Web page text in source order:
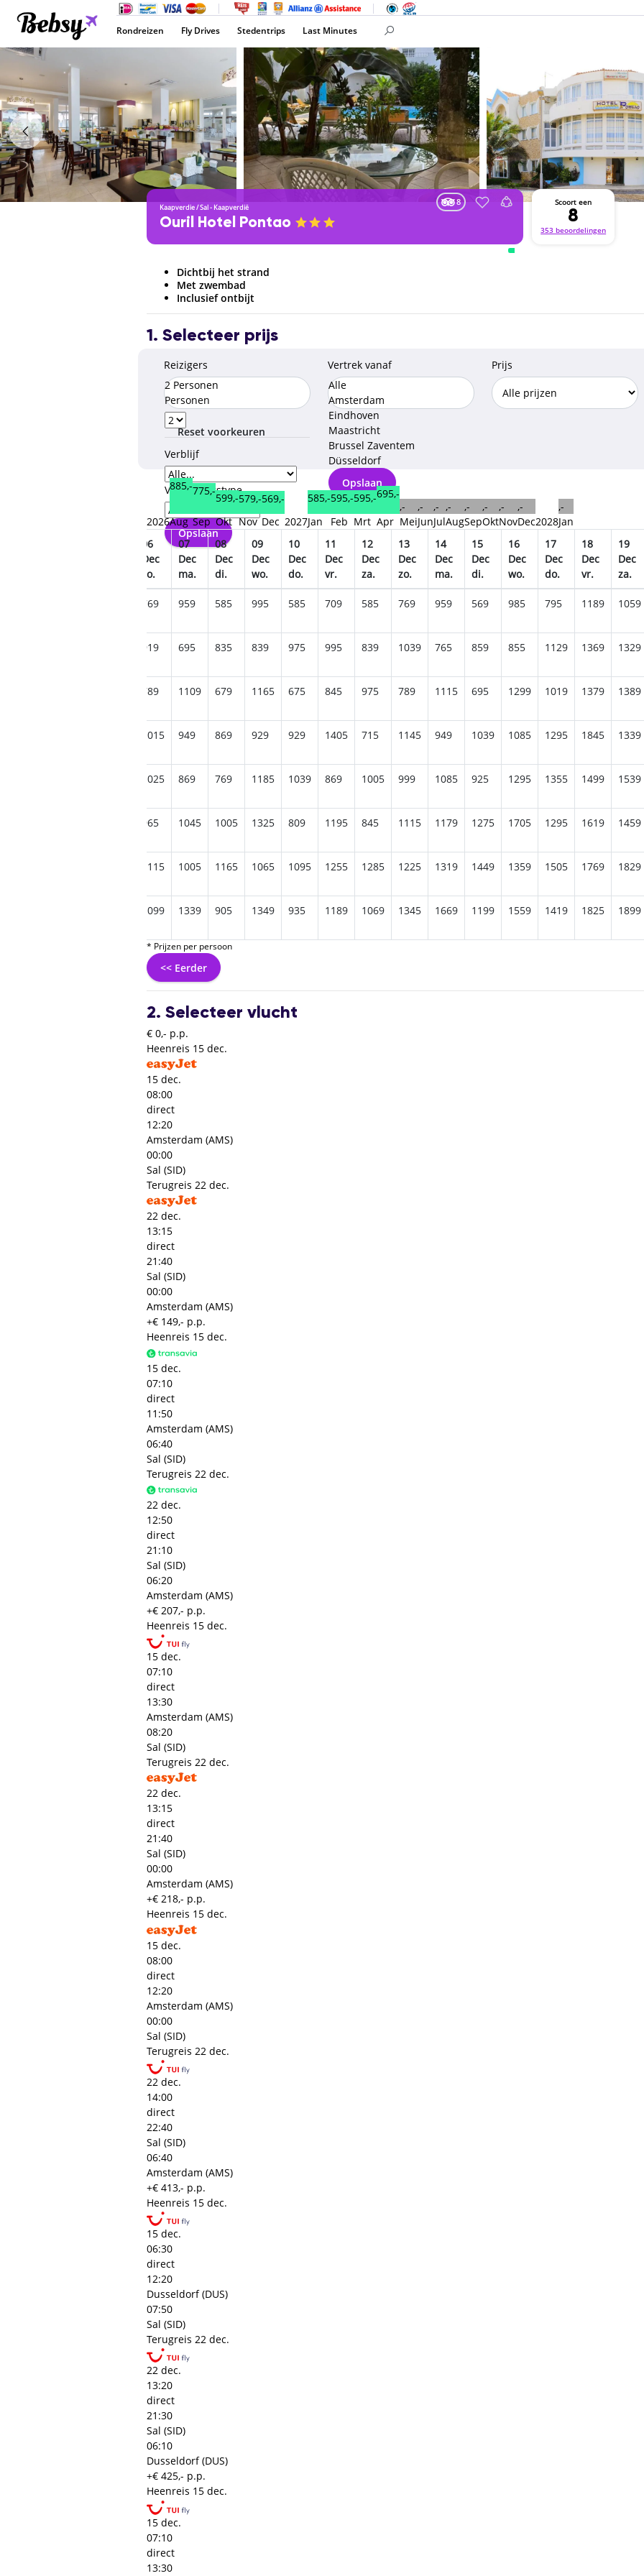
Rondreizen Fly Drives Stedentrips Last Minutes
Kaapverdie/Sal - Kaapverdië
8
Ouril Hotel Pontao
Scoort een
8
353 beoordelingen
Dichtbij het strand
Met zwembad
Inclusief ontbijt
1. Selecteer prijs
Reizigers
2 Personen
Personen
Verblijf
Verzorgingstype
Opslaan
Vertrek vanaf
Alle
Amsterdam
Eindhoven
Maastricht
Brussel Zaventem
Düsseldorf
Opslaan
Prijs
Reset voorkeuren
2026
885,-
Aug
775,-
Sep
599,-
Okt
579,-
Nov
569,-
Dec 2027
585,-
Jan
595,-
Feb
595,-
Mrt
695,-
Apr
,-
Mei
,-
Jun
,-
Jul
,-
Aug
,-
Sep
,-
Okt
,-
Nov
,-
Dec2028
,-
Jan
06
Dec
zo.
07
Dec
ma.
08
Dec
di.
09
Dec
wo.
10
Dec
do.
11
Dec
vr.
12
Dec
za.
13
Dec
zo.
14
Dec
ma.
15
Dec
di.
16
Dec
wo.
17
Dec
do.
18
Dec
vr.
19
Dec
za.
769 959 585 995 585 709 585 769 959 569 985 795 1189 1059
919 695 835 839 975 995 839 1039 765 859 855 1129 1369 1329
789 1109 679 1165 675 845 975 789 1115 695 1299 1019 1379 1389
1015 949 869 929 929 1405 715 1145 949 1039 1085 1295 1845 1339
1025 869 769 1185 1039 869 1005 999 1085 925 1295 1355 1499 1539
965 1045 1005 1325 809 1195 845 1115 1179 1275 1705 1295 1619 1459
1115 1005 1165 1065 1095 1255 1285 1225 1319 1449 1359 1505 1769 1829
1099 1339 905 1349 935 1189 1069 1345 1669 1199 1559 1419 1825 1899
* Prijzen per persoon
<< Eerder
2. Selecteer vlucht
€ 0,- p.p.
Heenreis 15 dec.
15 dec.
08:00
direct
12:20
Amsterdam (AMS)
00:00
Sal (SID)
Terugreis 22 dec.
22 dec.
13:15
direct
21:40
Sal (SID)
00:00
Amsterdam (AMS)
+€ 149,- p.p.
Heenreis 15 dec.
15 dec.
07:10
direct
11:50
Amsterdam (AMS)
06:40
Sal (SID)
Terugreis 22 dec.
22 dec.
12:50
direct
21:10
Sal (SID)
06:20
Amsterdam (AMS)
+€ 207,- p.p.
Heenreis 15 dec.
15 dec.
07:10
direct
13:30
Amsterdam (AMS)
08:20
Sal (SID)
Terugreis 22 dec.
22 dec.
13:15
direct
21:40
Sal (SID)
00:00
Amsterdam (AMS)
+€ 218,- p.p.
Heenreis 15 dec.
15 dec.
08:00
direct
12:20
Amsterdam (AMS)
00:00
Sal (SID)
Terugreis 22 dec.
22 dec.
14:00
direct
22:40
Sal (SID)
06:40
Amsterdam (AMS)
+€ 413,- p.p.
Heenreis 15 dec.
15 dec.
06:30
direct
12:20
Dusseldorf (DUS)
07:50
Sal (SID)
Terugreis 22 dec.
22 dec.
13:20
direct
21:30
Sal (SID)
06:10
Dusseldorf (DUS)
+€ 425,- p.p.
Heenreis 15 dec.
15 dec.
07:10
direct
13:30